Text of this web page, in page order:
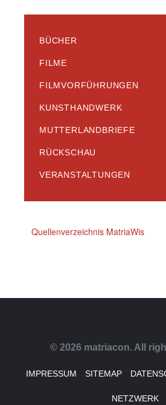
BÜCHER
FILME
FILMVORFÜHRUNGEN
KUNSTHANDWERK
MUTTERLANDBRIEFE
RÜCKSCHAU
VERANSTALTUNGEN
Quellenverzeichnis MatriaWis
© 2026 matriacon. All
IMPRESSUM SITEMAP
NETZWERK